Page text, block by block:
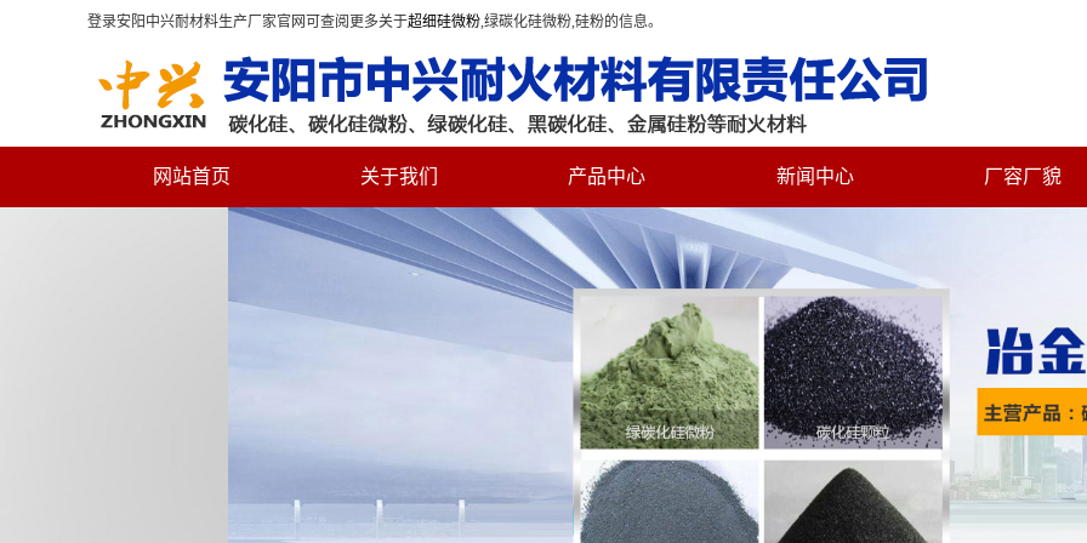
登录安阳中兴耐材料生产厂家官网可查阅更多关于超细硅微粉,绿碳化硅微粉,硅粉的信息。
网站首页 关于我们 产品中心 新闻中心 厂容厂貌